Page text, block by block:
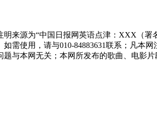
来源为“中国日报网英语点津：XXX（
需使用，请与010-84883631联系；凡本
与本网无关；本网所发布的歌曲、电影